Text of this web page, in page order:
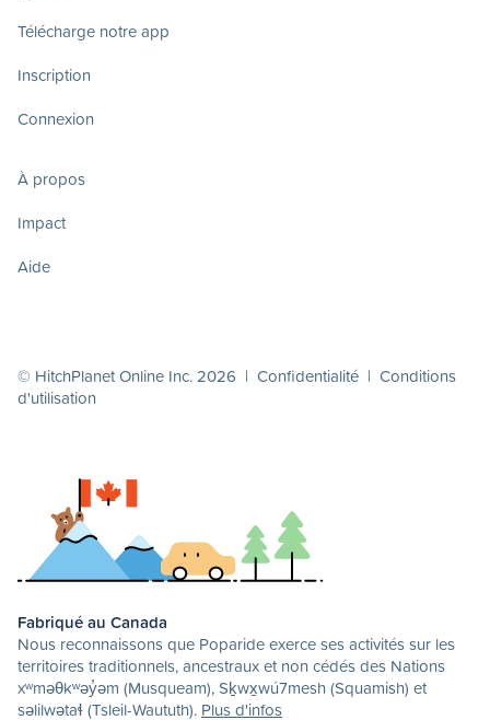
Télécharge notre app
Inscription
Connexion
À propos
Impact
Aide
© HitchPlanet Online Inc. 2026 | Confidentialité | Conditions
d'utilisation
Fabriqué au Canada
Nous reconnaissons que Poparide exerce ses activités sur les
territoires traditionnels, ancestraux et non cédés des Nations
xʷməθkʷəy̓əm (Musqueam), Sḵwx̱wú7mesh (Squamish) et
səlilwətaɬ (Tsleil-Waututh). Plus d'infos